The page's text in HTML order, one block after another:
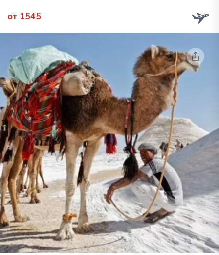
от 1545